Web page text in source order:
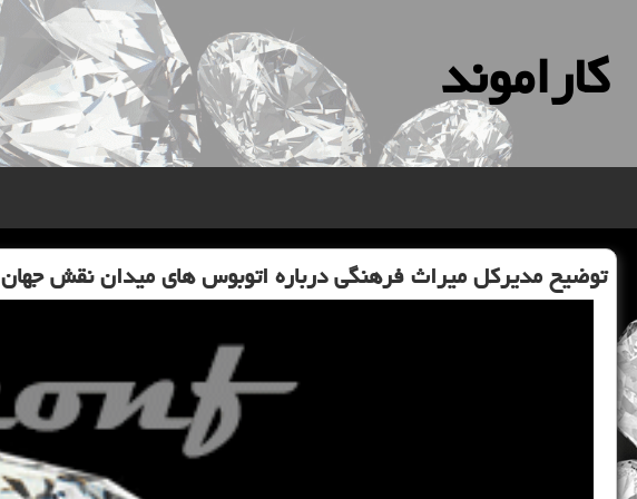
كاراموند
توضیح مدیركل میراث فرهنگی درباره اتوبوس های میدان نقش جهان